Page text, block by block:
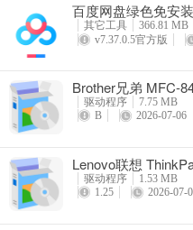
详情
详情
百度网盘绿色免安
其它工具
366.81 MB
v7.37.0.5官方版
Brother兄弟 MFC-
驱动
驱动程序
7.75 MB
B
2026-07-06
Lenovo联想
笔记本BIOS
驱动程序
1.53 MB
1.25
2026-07-